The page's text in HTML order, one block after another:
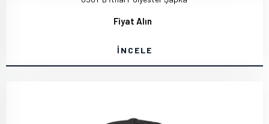
Fiyat Alın
İNCELE